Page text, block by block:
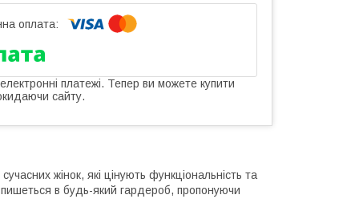
платежі. Тепер ви можете купити
сайту.
жінок, які цінують функціональність та
в будь-який гардероб, пропонуючи